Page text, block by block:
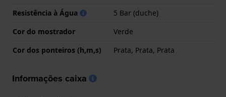
Resistência à Água
5 Bar (duche)
Cor do mostrador
Verde
Cor dos ponteiros (h,m,s)
Prata, Prata, Prata
Informações caixa